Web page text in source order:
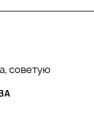
советую